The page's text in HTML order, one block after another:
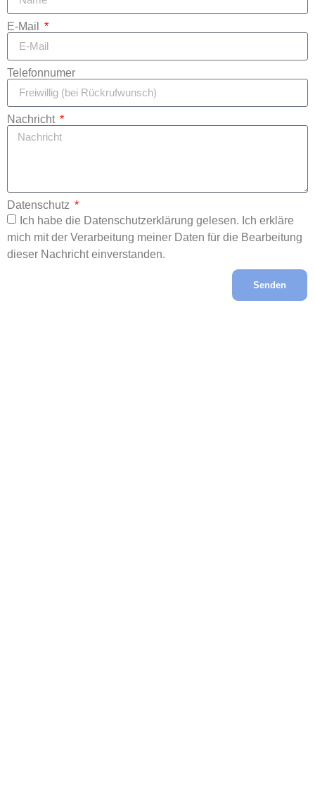
E-Mail
Telefonnumer
Nachricht
Datenschutz
Ich habe die Datenschutzerklärung gelesen. Ich erkläre
mich mit der Verarbeitung meiner Daten für die Bearbeitung
dieser Nachricht einverstanden.
Senden